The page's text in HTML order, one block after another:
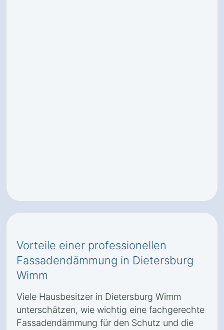
Vorteile einer professionellen
Fassadendämmung in Dietersburg
Wimm
Viele Hausbesitzer in Dietersburg Wimm
unterschätzen, wie wichtig eine fachgerechte
Fassadendämmung für den Schutz und die